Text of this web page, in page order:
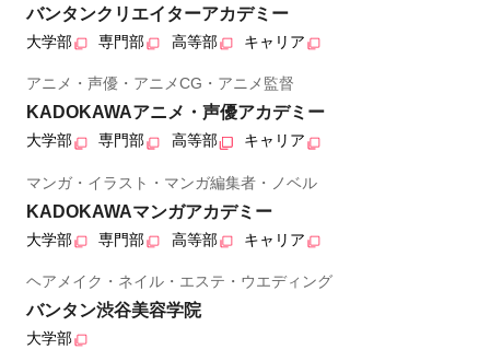
バンタンクリエイターアカデミー
大学部 専門部 高等部 キャリア
アニメ・声優・アニメCG・アニメ監督
KADOKAWAアニメ・声優アカデミー
大学部 専門部 高等部 キャリア
マンガ・イラスト・マンガ編集者・ノベル
KADOKAWAマンガアカデミー
大学部 専門部 高等部 キャリア
ヘアメイク・ネイル・エステ・ウエディング
バンタン渋谷美容学院
大学部